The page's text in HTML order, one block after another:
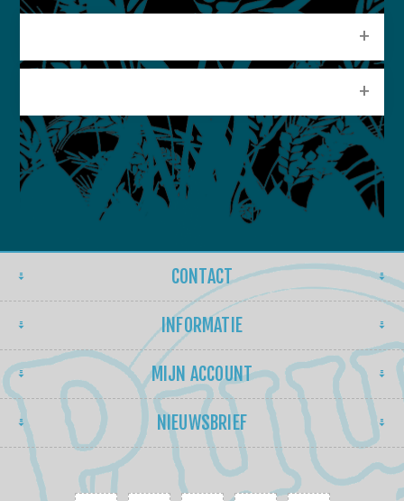
CONTACT
INFORMATIE
MIJN ACCOUNT
NIEUWSBRIEF